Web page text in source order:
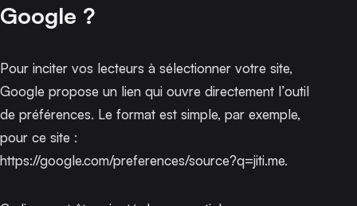
Google ?
Pour inciter vos lecteurs à sélectionner votre site,
Google propose un lien qui ouvre directement l’outil
de préférences. Le format est simple, par exemple,
pour ce site :
https://google.com/preferences/source?q=jiti.me.